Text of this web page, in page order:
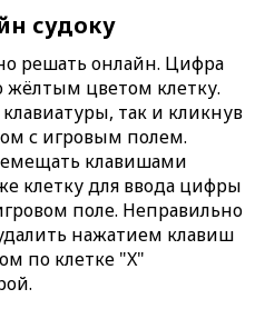
судоку
решать онлайн. Цифра
жёлтым цветом клетку.
так и кликнув
с игровым полем.
клавишами
клетку для ввода цифры
поле. Неправильно
нажатием клавиш
по клетке "X"